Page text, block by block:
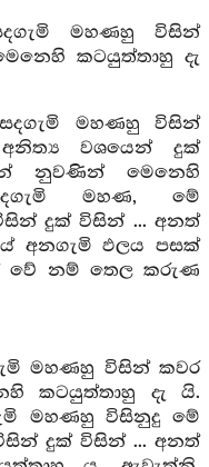
මහණහු විසින්
කටයුත්තාහු දැ
මහණහු විසින්
අනිත්‍ය වශයෙන් දුක්
නුවණින් මෙනෙහි
මහණ, මේ
දුක් විසින් ... අනත්
අනගැමි ඵලය පසක්
වේ නම් තෙල කරුණ
මහණහු විසින් කවර
කටයුත්තාහු දැ යි.
මහණහු විසිනුදු මේ
දුක් විසින් ... අනත්